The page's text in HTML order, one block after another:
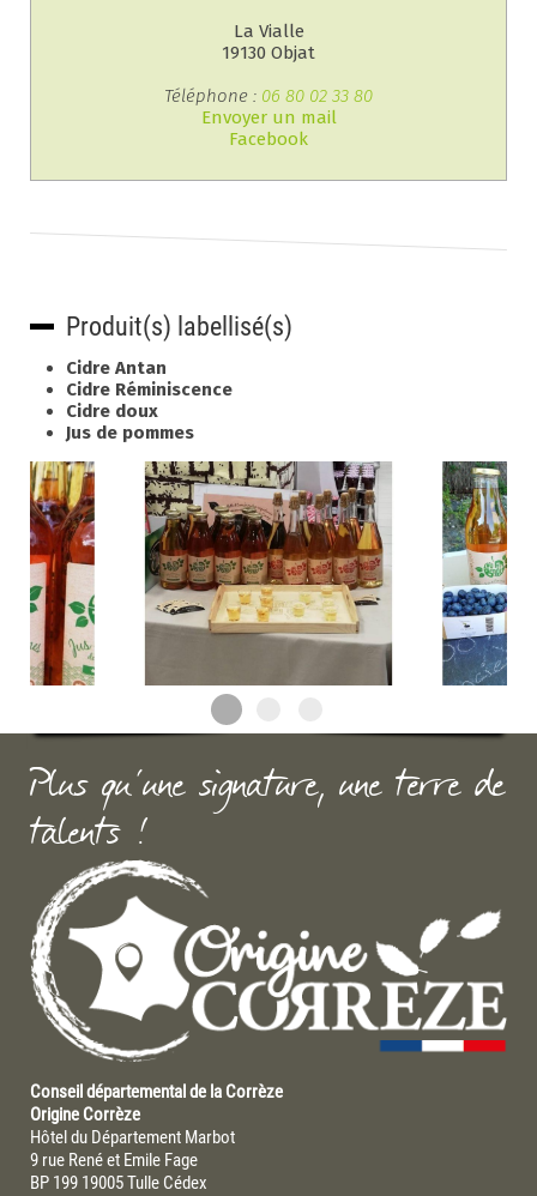
La Vialle
19130 Objat
Téléphone : 06 80 02 33 80
Envoyer un mail
Facebook
Produit(s) labellisé(s)
Cidre Antan
Cidre Réminiscence
Cidre doux
Jus de pommes
Plus qu'une signature, une terre de
talents !
Conseil départemental de la Corrèze
Origine Corrèze
Hôtel du Département Marbot
9 rue René et Emile Fage
BP 199 19005 Tulle Cédex